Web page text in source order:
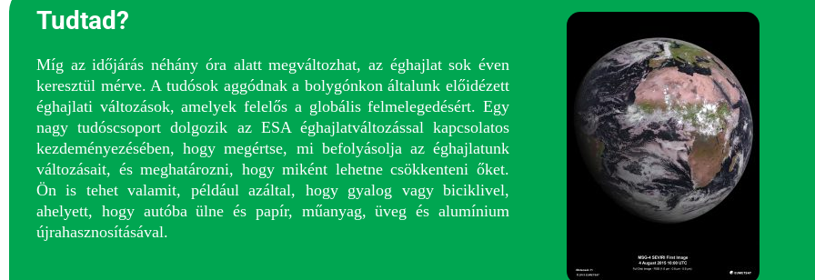
Tudtad?
Míg az időjárás néhány óra alatt megváltozhat, az éghajlat sok éven
keresztül mérve. A tudósok aggódnak a bolygónkon általunk előidézett
éghajlati változások, amelyek felelős a globális felmelegedésért. Egy
nagy tudóscsoport dolgozik az ESA éghajlatváltozással kapcsolatos
kezdeményezésében, hogy megértse, mi befolyásolja az éghajlatunk
változásait, és meghatározni, hogy miként lehetne csökkenteni őket.
Ön is tehet valamit, például azáltal, hogy gyalog vagy biciklivel,
ahelyett, hogy autóba ülne és papír, műanyag, üveg és alumínium
újrahasznosításával.